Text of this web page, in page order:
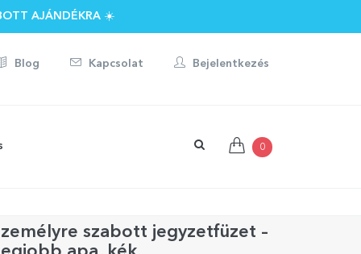
AJÁNDÉKRA ☀️
Blog Kapcsolat Bejelentkezés
0
szabott jegyzetfüzet –